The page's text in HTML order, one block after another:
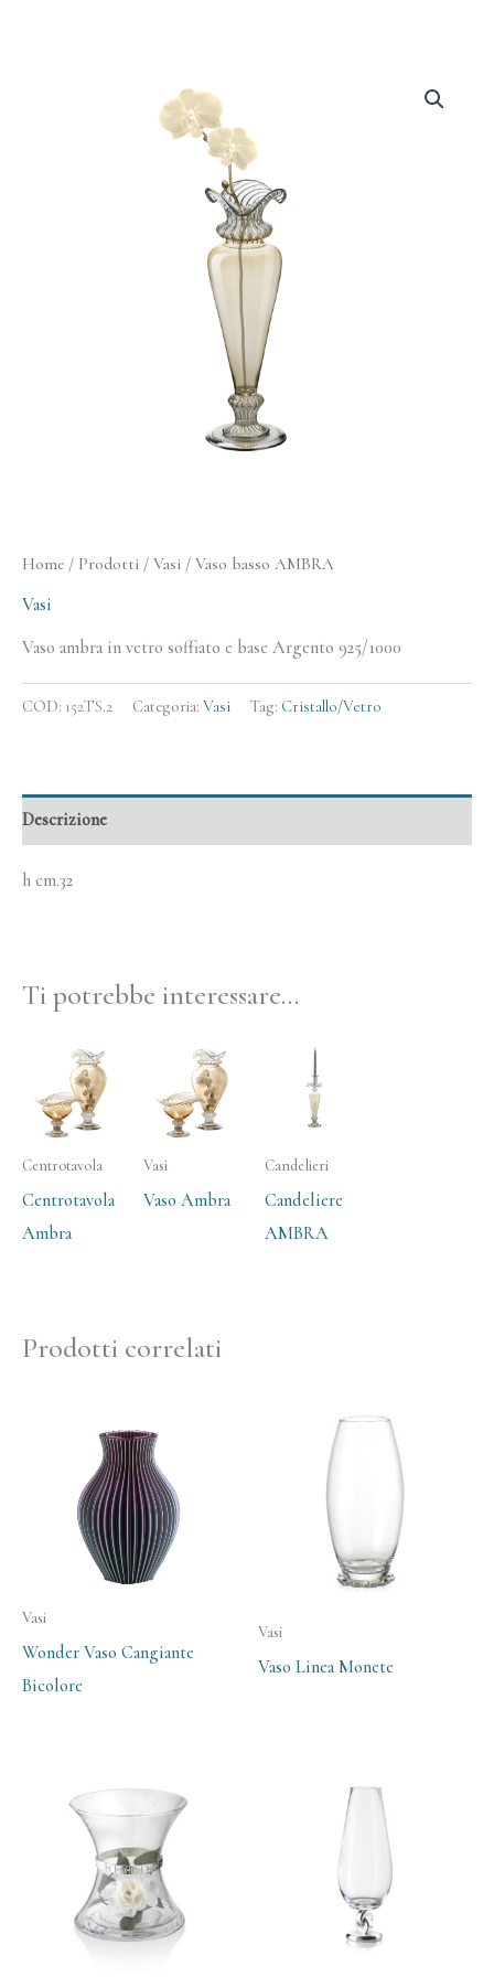
Home / Prodotti / Vasi / Vaso basso AMBRA
Vasi
Vaso ambra in vetro soffiato e base Argento 925/1000
COD: 152TS.2 Categoria: Vasi Tag: Cristallo/Vetro
Descrizione
h cm.32
Ti potrebbe interessare…
Centrotavola
Centrotavola
Ambra
Vasi
Vaso Ambra
Candelieri
Candeliere
AMBRA
Prodotti correlati
Vasi
Wonder Vaso Cangiante
Bicolore
Vasi
Vaso Linea Monete